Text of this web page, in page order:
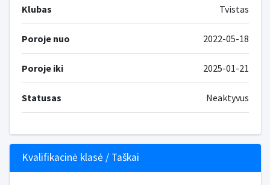
Klubas Tvistas
Poroje nuo 2022-05-18
Poroje iki 2025-01-21
Statusas Neaktyvus
Kvalifikacinė klasė / Taškai